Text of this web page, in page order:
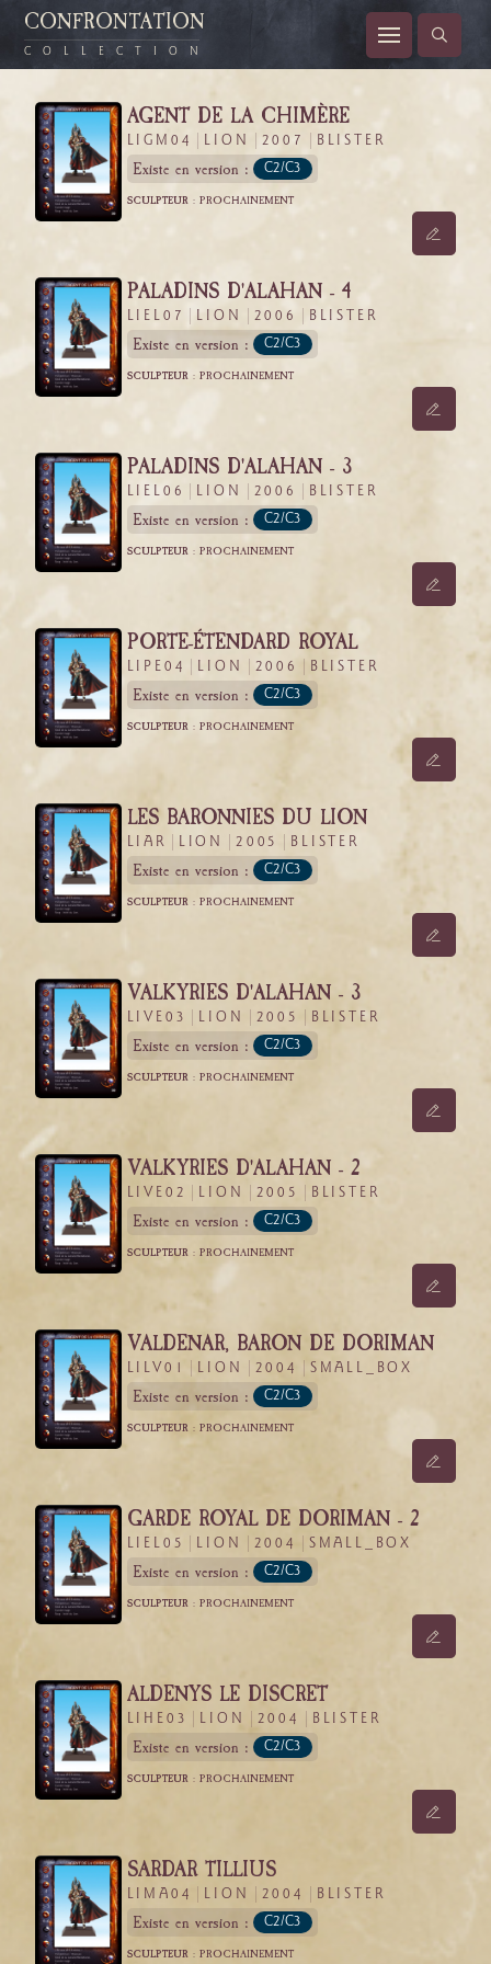
CONFRONTATION
COLLECTION
AGENT DE LA CHIMÈRE
LIGM04 LION 2007 BLISTER
Existe en version : C2/C3
SCULPTEUR :PROCHAINEMENT
PALADINS D'ALAHAN - 4
LIEL07 LION 2006 BLISTER
Existe en version : C2/C3
SCULPTEUR :PROCHAINEMENT
PALADINS D'ALAHAN - 3
LIEL06 LION 2006 BLISTER
Existe en version : C2/C3
SCULPTEUR :PROCHAINEMENT
PORTE-ÉTENDARD ROYAL
LIPE04 LION 2006 BLISTER
Existe en version : C2/C3
SCULPTEUR :PROCHAINEMENT
LES BARONNIES DU LION
LIAR LION 2005 BLISTER
Existe en version : C2/C3
SCULPTEUR :PROCHAINEMENT
VALKYRIES D'ALAHAN - 3
LIVE03 LION 2005 BLISTER
Existe en version : C2/C3
SCULPTEUR :PROCHAINEMENT
VALKYRIES D'ALAHAN - 2
LIVE02 LION 2005 BLISTER
Existe en version : C2/C3
SCULPTEUR :PROCHAINEMENT
VALDENAR, BARON DE DORIMAN
LILV01 LION 2004 SMALL_BOX
Existe en version : C2/C3
SCULPTEUR :PROCHAINEMENT
GARDE ROYAL DE DORIMAN - 2
LIEL05 LION 2004 SMALL_BOX
Existe en version : C2/C3
SCULPTEUR :PROCHAINEMENT
ALDENYS LE DISCRET
LIHE03 LION 2004 BLISTER
Existe en version : C2/C3
SCULPTEUR :PROCHAINEMENT
SARDAR TILLIUS
LIMA04 LION 2004 BLISTER
Existe en version : C2/C3
SCULPTEUR :PROCHAINEMENT